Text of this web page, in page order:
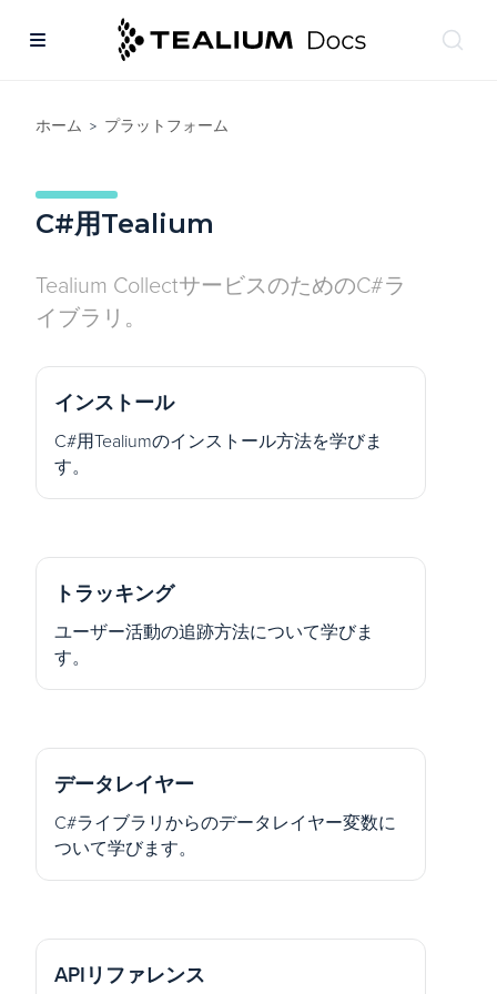
ホーム > プラットフォーム
C#用Tealium
Tealium CollectサービスのためのC#ラ
イブラリ。
インストール
C#用Tealiumのインストール方法を学びま
す。
トラッキング
ユーザー活動の追跡方法について学びま
す。
データレイヤー
C#ライブラリからのデータレイヤー変数に
ついて学びます。
APIリファレンス